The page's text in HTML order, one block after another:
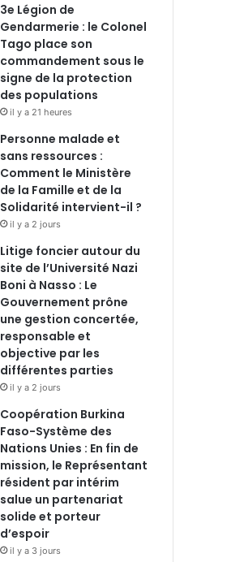
3e Légion de
Gendarmerie : le Colonel
Tago place son
commandement sous le
signe de la protection
des populations
il y a 21 heures
Personne malade et
sans ressources :
Comment le Ministère
de la Famille et de la
Solidarité intervient-il ?
il y a 2 jours
Litige foncier autour du
site de l’Université Nazi
Boni à Nasso : Le
Gouvernement prône
une gestion concertée,
responsable et
objective par les
différentes parties
il y a 2 jours
‎Coopération Burkina
Faso-Système des
Nations Unies : En fin de
mission, le Représentant
résident par intérim
salue un partenariat
solide et porteur
d’espoir
il y a 3 jours